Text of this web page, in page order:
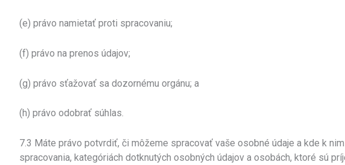
(e) právo namietať proti spracovaniu;
(f) právo na prenos údajov;
(g) právo sťažovať sa dozornému orgánu; a
(h) právo odobrať súhlas.
7.3 Máte právo potvrdiť, či môžeme spracovať vaše osobné údaje a kde k
spracovania, kategóriách dotknutých osobných údajov a osobách, ktoré sú